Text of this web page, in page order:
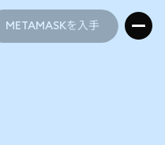
METAMASKを入手